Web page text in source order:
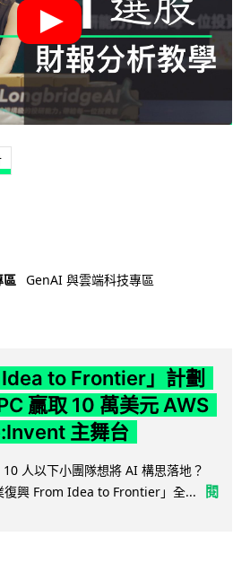
區 GenAI 與雲端科技專區
to Frontier」計劃
贏取 10 萬美元 AWS
主舞台
人以下小團隊想將 AI 構思落地？
復興 From Idea to Frontier」全...
閱